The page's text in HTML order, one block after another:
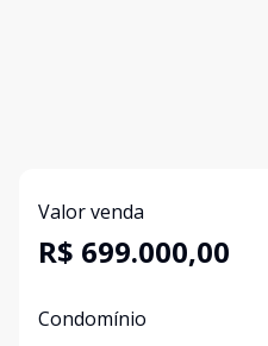
Valor venda
R$ 699.000,00
Condomínio